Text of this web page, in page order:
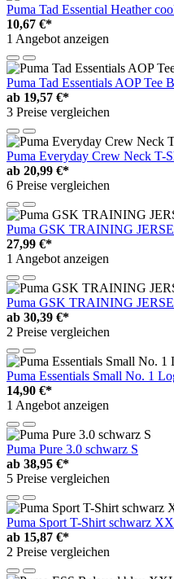
Puma Tad Essential Heather
10,67 €*
1 Angebot anzeigen
Puma Tad Essentials AOP Tee
ab 19,57 €*
3 Preise vergleichen
Puma Everyday Crew Neck T-
ab 20,99 €*
6 Preise vergleichen
Puma GSK TRAINING
27,99 €*
1 Angebot anzeigen
Puma GSK TRAINING
ab 30,39 €*
2 Preise vergleichen
Puma Essentials Small No. 1
14,90 €*
1 Angebot anzeigen
Puma Pure 3.0 schwarz S
ab 38,95 €*
5 Preise vergleichen
Puma Sport T-Shirt schwarz
ab 15,87 €*
2 Preise vergleichen